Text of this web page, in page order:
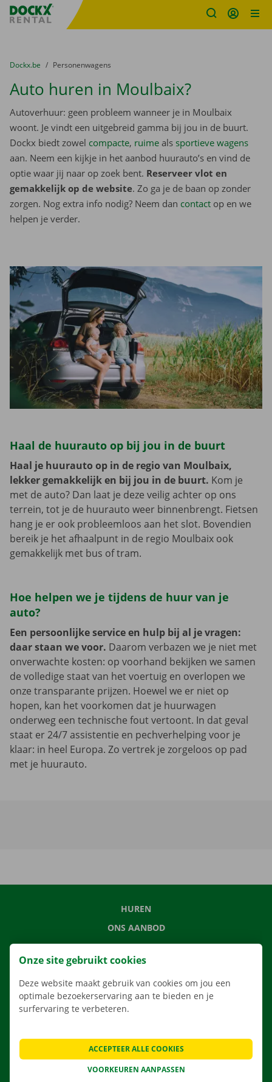
Fratello DEMO
U bevindt zich hier:
van
Dockx.be naar
Personenwagens
Auto huren in Moulbaix?
Autoverhuur: geen probleem wanneer je in Moulbaix
woont. Je vindt een uitgebreid gamma bij jou in de buurt.
Dockx biedt zowel compacte, ruime als sportieve wagens
aan. Neem een kijkje in het aanbod huurauto’s en vind de
optie waar jij naar op zoek bent. Reserveer vlot en
gemakkelijk op de website. Zo ga je de baan op zonder
zorgen. Nog extra info nodig? Neem dan contact op en we
helpen je verder.
Haal de huurauto op bij jou in de buurt
Haal je huurauto op in de regio van Moulbaix,
lekker gemakkelijk en bij jou in de buurt. Kom je
met de auto? Dan laat je deze veilig achter op ons
terrein, tot je de huurauto weer binnenbrengt. Fietsen
hang je er ook probleemloos aan het slot. Bovendien
bereik je het afhaalpunt in de regio Moulbaix ook
gemakkelijk met bus of tram.
Hoe helpen we je tijdens de huur van je
auto?
Een persoonlijke service en hulp bij al je vragen:
daar staan we voor. Daarom verbazen we je niet met
onverwachte kosten: op voorhand bekijken we samen
de volledige staat van het voertuig en overlopen we
onze transparante prijzen. Hoewel we er niet op
hopen, kan het voorkomen dat je huurwagen
onderweg een technische fout vertoont. In dat geval
staat er 24/7 assistentie en pechverhelping voor je
klaar: in heel Europa. Zo vertrek je zorgeloos op pad
met je huurauto.
HUREN
ONS AANBOD
ONZE DIENSTEN
LOCATIES
APP
VERHUISOPLOSSINGEN
CONTACTEER ONS
Onze site gebruikt cookies
Deze website maakt gebruik van cookies om jou een
optimale bezoekerservaring aan te bieden en je
surfervaring te verbeteren.
VOORKEUREN AANPASSEN
ACCEPTEER ALLE COOKIES